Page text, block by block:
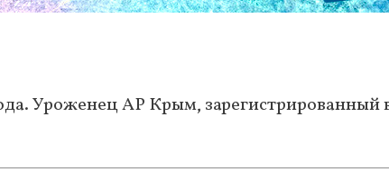
Уроженец АР Крым, зарегистрированный